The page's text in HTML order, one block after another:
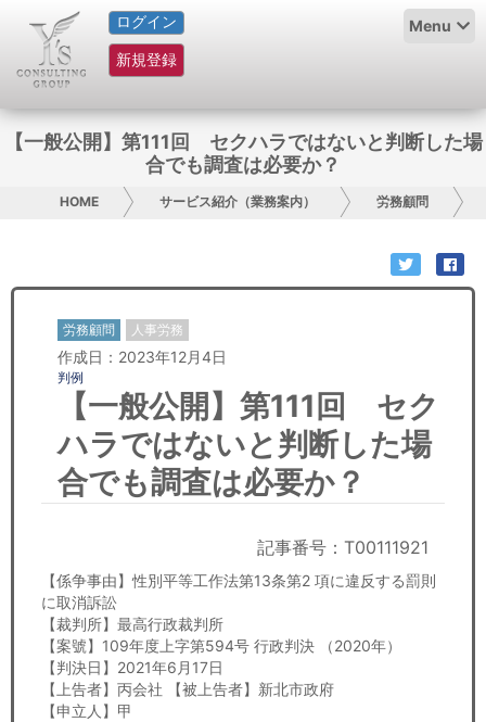
ログイン
新規登録
Menu
HOME
サービス紹介
お問い合わせ
日本人にPR
コンサルティング
リサーチ
セミナー
労務顧問
ＩＴ
飲食店情報
【一般公開】第111回 セクハラではないと判断した場
合でも調査は必要か？
HOME サービス紹介（業務案内） 労務顧問
労務顧問 人事労務
作成日：2023年12月4日
判例
【一般公開】第111回 セク
ハラではないと判断した場
合でも調査は必要か？
記事番号：T00111921
【係争事由】性別平等工作法第13条第2 項に違反する罰則
に取消訴訟
【裁判所】最高行政裁判所
【案號】109年度上字第594号 行政判決 （2020年）
【判決日】2021年6月17日
【上告者】丙会社 【被上告者】新北市政府
【申立人】甲